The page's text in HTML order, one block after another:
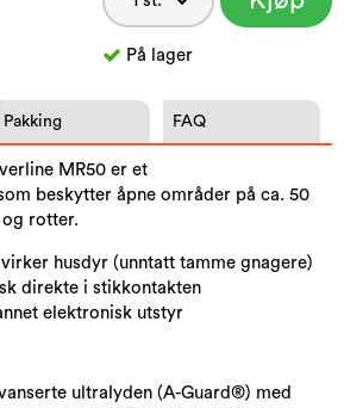
På lager
Pakking FAQ
MR50 er et
beskytter åpne områder på ca. 50
og rotter.
husdyr (unntatt tamme gnagere)
direkte i stikkontakten
elektronisk utstyr
ultralyden (A-Guard®) med